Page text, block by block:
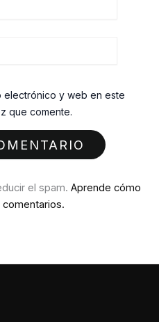
electrónico y web en este
que comente.
el spam. Aprende cómo